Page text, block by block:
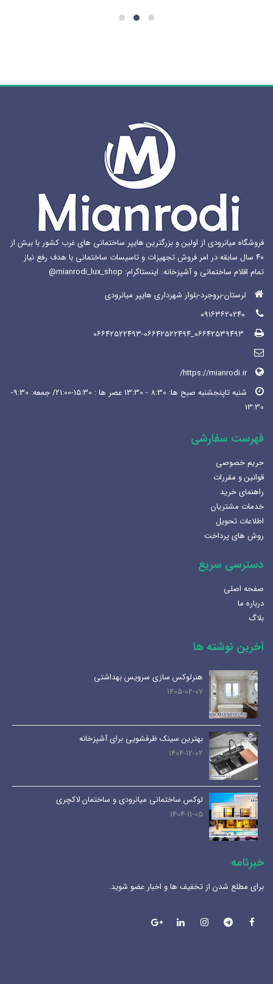
فروشگاه میانرودی از اولین و بزرگترین هایپر ساختمانی های غرب کشور با بیش از
۴۰ سال سابقه در امر فروش تجهیزات و تاسیسات ساختمانی با هدف رفع نیاز
تمام اقلام ساختمانی و آشپزخانه. اینستاگرام: mianrodi_lux_shop@
لرستان-بروجرد-بلوار شهرداری هایپر میانرودی
https://mianrodi.ir/
شنبه تاپنجشنبه صبح ها: 8:30 - 13:30 عصر ها : 15:30-21:00/ جمعه: 9:30-
13:30
فهرست سفارشی
حریم خصوصی
قوانین و مقررات
راهنمای خرید
خدمات مشتریان
اطلاعات تحویل
روش های پرداخت
دسترسی سریع
صفحه اصلی
درباره ما
بلاگ
آخرین نوشته ها
هنرلوکس سازی سرویس بهداشتی
1405-02-07
بهترین سینک ظرفشویی برای آشپزخانه
1404-12-02
لوکس ساختمانی میانرودی و ساختمان لاکچری
1404-11-05
خبرنامه
برای مطلع شدن از تخفیف ها و اخبار عضو شوید.